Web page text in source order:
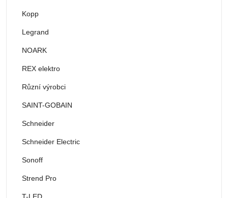
Kopp
Legrand
NOARK
REX elektro
Různí výrobci
SAINT-GOBAIN
Schneider
Schneider Electric
Sonoff
Strend Pro